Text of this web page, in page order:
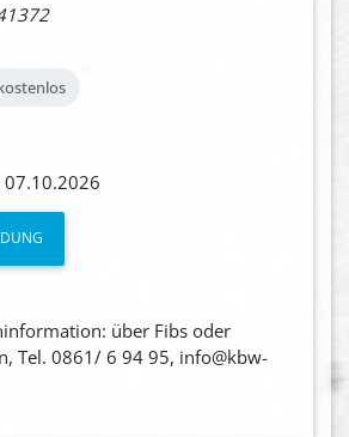
über Fibs oder
Tel. 0861/ 6 94 95, info@kbw-